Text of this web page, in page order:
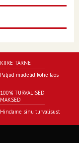
KIIRE TARNE
Paljud mudelid kohe laos
100% TURVALISED
MAKSED
Hindame sinu turvalisust